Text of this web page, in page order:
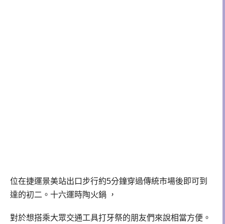
位在捷運景美站出口步行約5分鐘穿過傳統市場後即可到
達的初二。十六運時陶火鍋 ，
對於想搭乘大眾交通工具打牙祭的朋友們來說相當方便。